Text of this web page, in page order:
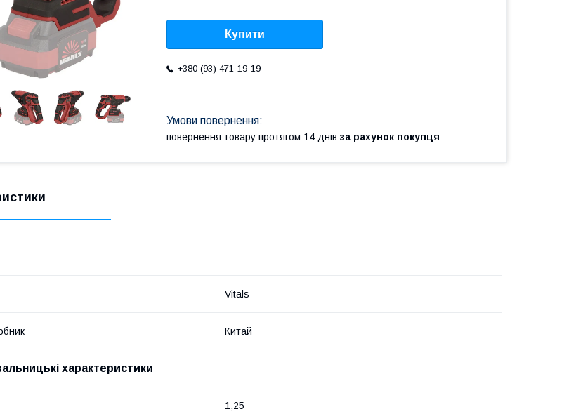
Купити
+380 (93) 471-19-19
повернення товару протягом 14 днів за рахунок покупця
Vitals
Китай
характеристики
1,25